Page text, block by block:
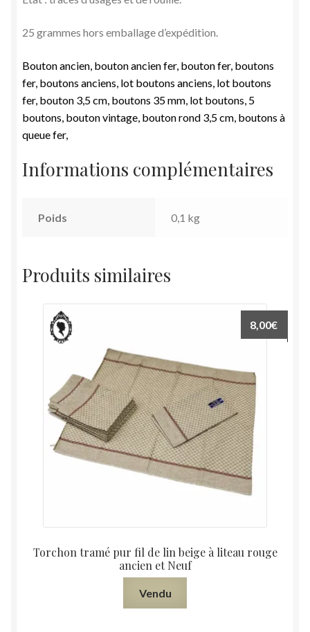
25 grammes hors emballage d’expédition.
Bouton ancien, bouton ancien fer, bouton fer, boutons
fer, boutons anciens, lot boutons anciens, lot boutons
fer, bouton 3,5 cm, boutons 35 mm, lot boutons, 5
boutons, bouton vintage, bouton rond 3,5 cm, boutons à
queue fer,
Informations complémentaires
Poids 0,1 kg
Produits similaires
Torchon tramé pur fil de lin beige à liteau rouge
ancien et Neuf
8,00€
Vendu